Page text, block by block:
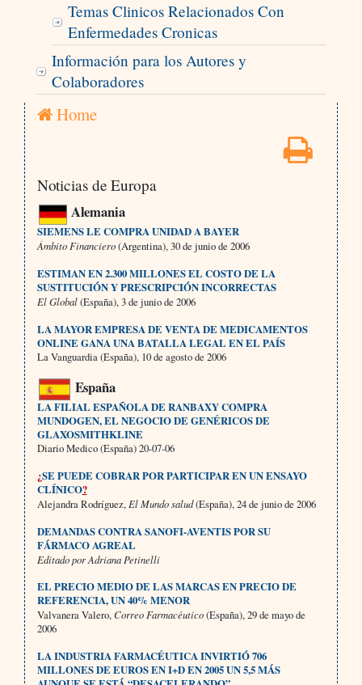
Temas Clinicos Relacionados Con
Enfermedades Cronicas
Información para los Autores y
Colaboradores
Home
Noticias de Europa
Alemania
SIEMENS LE COMPRA UNIDAD A BAYER
Ámbito Financiero(Argentina), 30 de junio de 2006
ESTIMAN EN 2.300 MILLONES EL COSTO DE LA
SUSTITUCIÓN Y PRESCRIPCIÓN INCORRECTAS
El Global(España), 3 de junio de 2006
LA MAYOR EMPRESA DE VENTA DE MEDICAMENTOS
ONLINE GANA UNA BATALLA LEGAL EN EL PAÍS
La Vanguardia (España), 10 de agosto de 2006
España
LA FILIAL ESPAÑOLA DE RANBAXY COMPRA
MUNDOGEN, EL NEGOCIO DE GENÉRICOS DE
GLAXOSMITHKLINE
Diario Medico (España) 20-07-06
¿SE PUEDE COBRAR POR PARTICIPAR EN UN ENSAYO
CLÍNICO?
Alejandra Rodríguez, El Mundo salud(España), 24 de junio de 2006
DEMANDAS CONTRA SANOFI-AVENTIS POR SU
FÁRMACO AGREAL
Editado por Adriana Petinelli
EL PRECIO MEDIO DE LAS MARCAS EN PRECIO DE
REFERENCIA, UN 40% MENOR
Valvanera Valero,Correo Farmacéutico(España), 29 de mayo de
2006
LA INDUSTRIA FARMACÉUTICA INVIRTIÓ 706
MILLONES DE EUROS EN I+D EN 2005 UN 5,5 MÁS